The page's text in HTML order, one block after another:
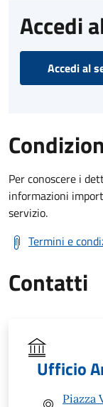
Accedi
Accedi al
Per conoscere i
informazioni
servizio.
Termini e
Contatti
Ufficio
Piazza